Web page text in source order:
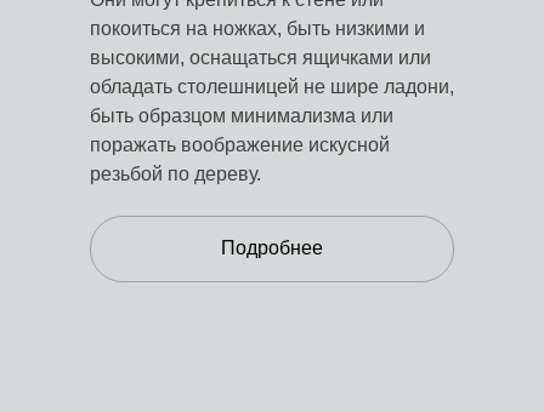
покоиться на ножках, быть низкими и
высокими, оснащаться ящичками или
обладать столешницей не шире ладони,
быть образцом минимализма или
поражать воображение искусной
резьбой по дереву.
Подробнее